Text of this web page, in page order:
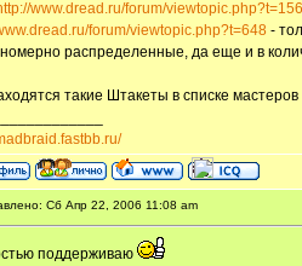
www.dread.ru/forum/viewtopic.php?t=156
forum/viewtopic.php?t=648 -
распределенные, да еще и в
такие Штакеты в списке
Сб Апр 22, 2006 11:08 am
поддерживаю